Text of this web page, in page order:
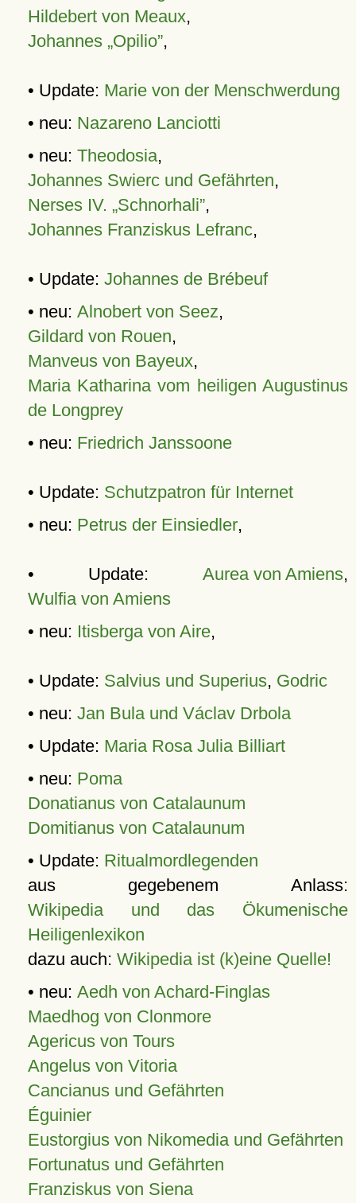
Hildebert von Meaux,
Johannes „Opilio”,
• Update: Marie von der Menschwerdung
• neu: Nazareno Lanciotti
• neu: Theodosia,
Johannes Swierc und Gefährten,
Nerses IV. „Schnorhali”,
Johannes Franziskus Lefranc,
• Update: Johannes de Brébeuf
• neu: Alnobert von Seez,
Gildard von Rouen,
Manveus von Bayeux,
Maria Katharina vom heiligen Augustinus
de Longprey
• neu: Friedrich Janssoone
• Update: Schutzpatron für Internet
• neu: Petrus der Einsiedler,
• Update: Aurea von Amiens,
Wulfia von Amiens
• neu: Itisberga von Aire,
• Update: Salvius und Superius, Godric
• neu: Jan Bula und Václav Drbola
• Update: Maria Rosa Julia Billiart
• neu: Poma
Donatianus von Catalaunum
Domitianus von Catalaunum
• Update: Ritualmordlegenden
aus gegebenem Anlass:
Wikipedia und das Ökumenische
Heiligenlexikon
dazu auch: Wikipedia ist (k)eine Quelle!
• neu: Aedh von Achard-Finglas
Maedhog von Clonmore
Agericus von Tours
Angelus von Vitoria
Cancianus und Gefährten
Éguinier
Eustorgius von Nikomedia und Gefährten
Fortunatus und Gefährten
Franziskus von Siena